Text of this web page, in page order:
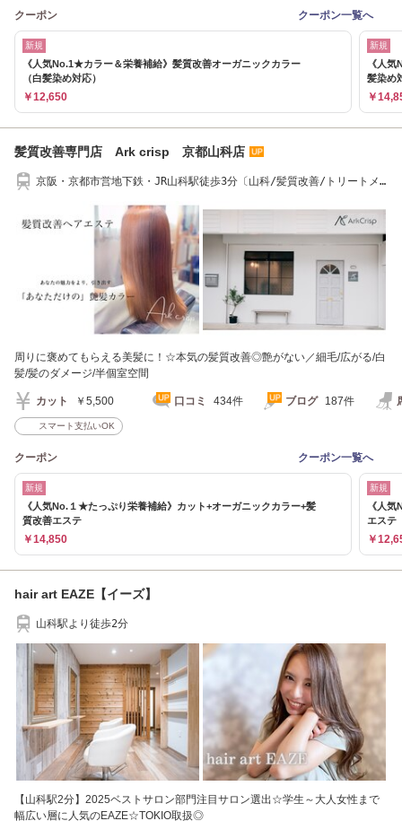
クーポン クーポン一覧へ
新規
《人気No.1★カラー＆栄養補給》髪質改善オーガニックカラー
（白髪染め対応）
￥12,650
新規
《人
髪染め
￥
髪質改善専門店 Ark crisp 京都山科店
京阪・京都市営地下鉄・JR山科駅徒歩3分〔山科/髪質改善/トリートメ
周りに褒めてもらえる美髪に！☆本気の髪質改善◎艶がない／細毛/広がる/白
髪/髪のダメージ/半個室空間
カット ￥5,500 口コミ 434件 ブログ 187件
スマート支払いOK
クーポン クーポン一覧へ
新規
《人気No.１★たっぷり栄養補給》カット+オーガニックカラー+髪
質改善エステ
￥14,850
新規
《人
エステ
￥
hair art EAZE【イーズ】
山科駅より徒歩2分
【山科駅2分】2025ベストサロン部門注目サロン選出☆学生～大人女性まで
幅広い層に人気のEAZE☆TOKIO取扱◎